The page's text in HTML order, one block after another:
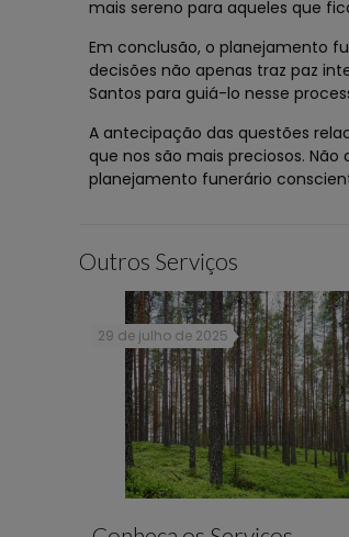
mais sereno para aqueles que
Em conclusão, o planejamento
decisões não apenas traz paz
Santos para guiá-lo nesse
A antecipação das questões
que nos são mais preciosos.
planejamento funerário
Outros Serviços
29 de julho de 2025